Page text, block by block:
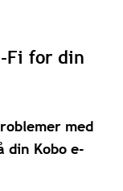
Fi for din
med
din Kobo e-